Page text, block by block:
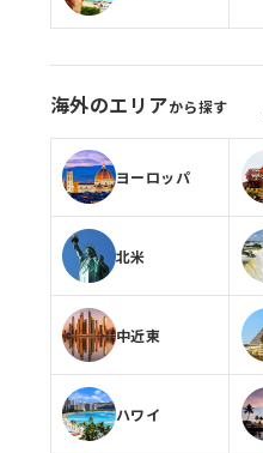
海外のエリアから探す
ヨーロッパ
北米
中近東
ハワイ